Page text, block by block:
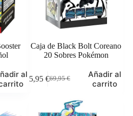
al
Caja de Black Bolt Coreano
20 Sobres Pokémon
69,95€
El
original
65,95 €El
actual
Añadir al
carrito